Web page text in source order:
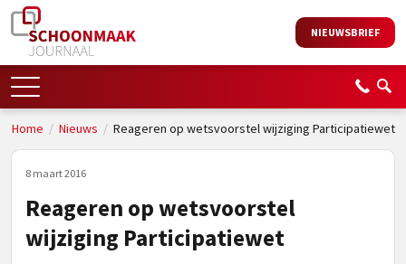
NIEUWSBRIEF
Home / Nieuws / Reageren op wetsvoorstel wijziging Participatiewet
8 maart 2016
Reageren op wetsvoorstel
wijziging Participatiewet